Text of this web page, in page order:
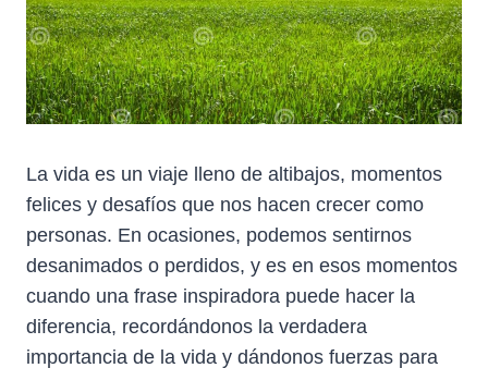
La vida es un viaje lleno de altibajos, momentos
felices y desafíos que nos hacen crecer como
personas. En ocasiones, podemos sentirnos
desanimados o perdidos, y es en esos momentos
cuando una frase inspiradora puede hacer la
diferencia, recordándonos la verdadera
importancia de la vida y dándonos fuerzas para